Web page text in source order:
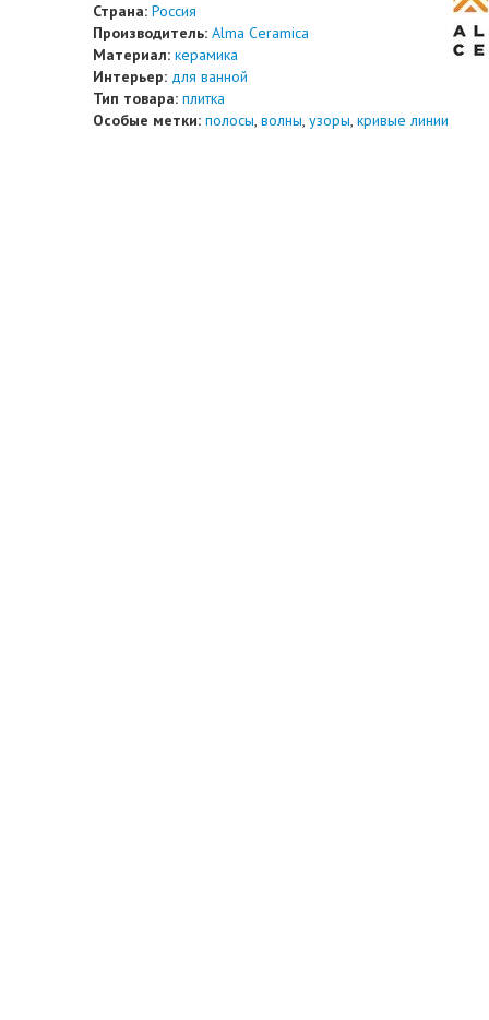
Страна: Россия
Производитель: Alma Ceramica
Материал: керамика
Интерьер: для ванной
Тип товара: плитка
Особые метки: полосы, волны, узоры, кривые линии